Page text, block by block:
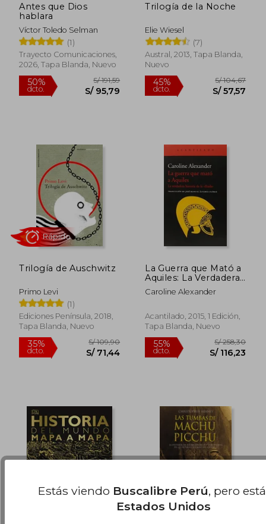
55%
dcto.
10%
35%
dcto. S/ 32,44
Rápido
dcto. S/
Antes que Dios
hablara
Víctor Toledo Selman
(1)
Trayecto Comunicaciones,
2026, Tapa Blanda, Nuevo
Trilogía de la Noche
Elie Wiesel
(7)
Austral, 2013, Tapa Blanda,
Nuevo
Trilogía de Auschwitz
Primo Levi
(1)
Ediciones Península, 2018,
Tapa Blanda, Nuevo
La Guerra que Mató a
Aquiles: La Verdadera
Historia de la «Ilíada»
Caroline Alexander
Acantilado, 2015, 1 Edición,
Tapa Blanda, Nuevo
Estás viendo Buscalibre Perú, pero
Estados Unidos